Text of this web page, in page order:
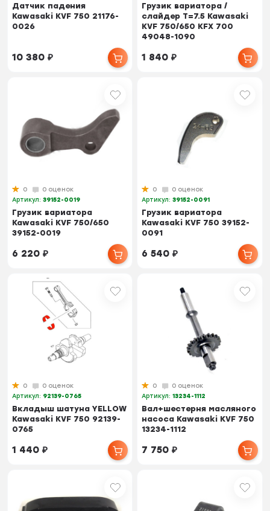
Датчик падения
Kawasaki KVF 750 21176-
0026
10 380₽
Грузик вариатора /
слайдер T=7.5 Kawasaki
KVF 750/650 KFX 700
49048-1090
1 840₽
0
0 оценок
Артикул:39152-0019
Грузик вариатора
Kawasaki KVF 750/650
39152-0019
6 220₽
0
0 оценок
Артикул:39152-0091
Грузик вариатора
Kawasaki KVF 750 39152-
0091
6 540₽
0
0 оценок
Артикул: 92139-0765
Вкладыш шатуна YELLOW
Kawasaki KVF 750 92139-
0765
1 440₽
0
0 оценок
Артикул:13234-1112
Вал+шестерня масляного
насоса Kawasaki KVF 750
13234-1112
7 750₽